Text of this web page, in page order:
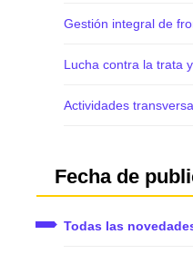
Gestión integral de
Lucha contra la trata
Actividades
Fecha de
Todas las